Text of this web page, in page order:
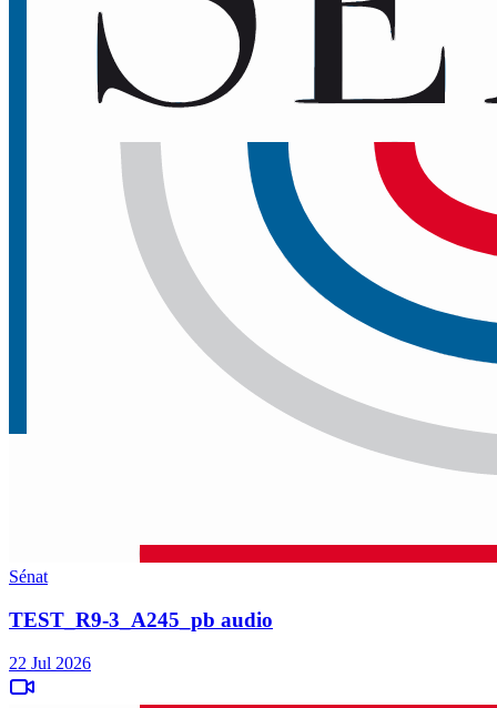
Sénat
TEST_R9-3_A245_pb audio
22 Jul 2026